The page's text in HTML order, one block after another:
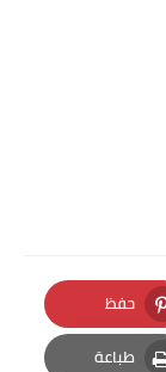
حفظ
Pinterest
طباعة